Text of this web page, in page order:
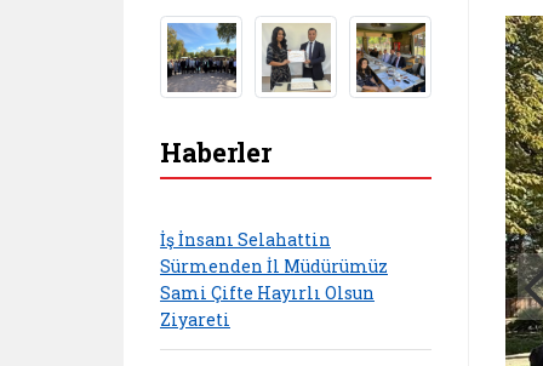
Haberler
İş İnsanı Selahattin
Sürmenden İl Müdürümüz
Sami Çifte Hayırlı Olsun
Ziyareti